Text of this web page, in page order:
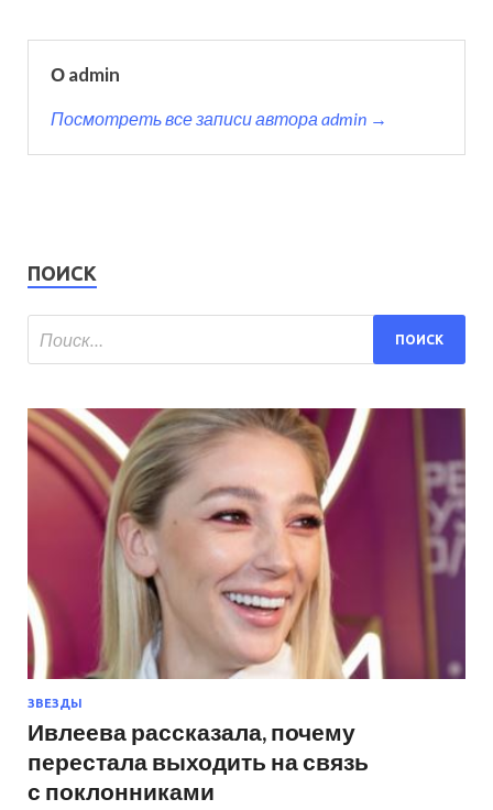
О admin
Посмотреть все записи автора admin →
ПОИСК
ЗВЕЗДЫ
Ивлеева рассказала, почему
перестала выходить на связь
с поклонниками